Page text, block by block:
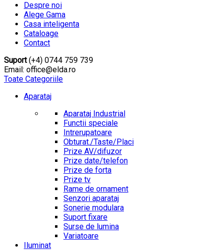
Despre noi
Alege Gama
Casa inteligenta
Cataloage
Contact
Suport(+4) 0744 759 739
Email: office@elda.ro
Toate Categoriile
Aparataj
Aparataj Industrial
Functii speciale
Intrerupatoare
Obturat./Taste/Placi
Prize AV/difuzor
Prize date/telefon
Prize de forta
Prize tv
Rame de ornament
Senzori aparataj
Sonerie modulara
Suport fixare
Surse de lumina
Variatoare
Iluminat